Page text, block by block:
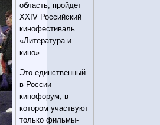
область, пройдет
ХХIV Российский
кинофестиваль
«Литература и
кино».
Это единственный
в России
кинофорум, в
котором участвуют
только фильмы-